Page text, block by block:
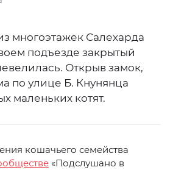
многоэтажек Салехарда
подъезде закрытый
Открыв замок,
по улице Б. Кнунянца
маленьких котят.
кошачьего семейства
«Подслушано в